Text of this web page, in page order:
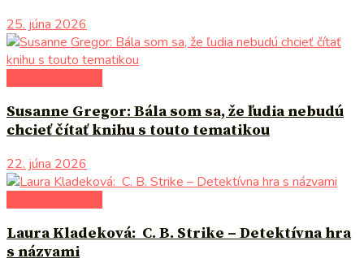
25. júna 2026
Susanne Gregor: Bála som sa, že ľudia nebudú
chcieť čítať knihu s touto tematikou
22. júna 2026
Laura Kladeková: C. B. Strike – Detektívna hra
s názvami